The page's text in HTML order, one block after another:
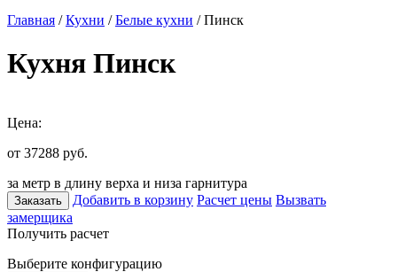
Главная /Кухни /Белые кухни / Пинск
Кухня Пинск
Цена:
от 37288 руб.
за метр в длину верха и низа гарнитура
Заказать Добавить в корзину Расчет цены Вызвать
замерщика
Получить расчет
Выберите конфигурацию